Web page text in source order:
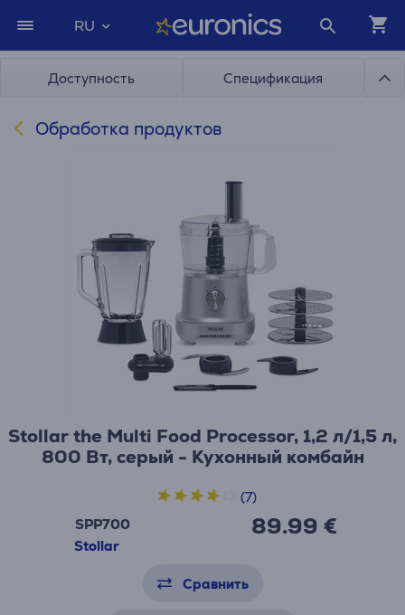
RU
Доступность Спецификация
Обработка продуктов
Stollar the Multi Food Processor, 1,2 л/1,5 л,
800 Вт, серый - Кухонный комбайн
SPP700
Stollar
89.99 €
(7)
Сравнить